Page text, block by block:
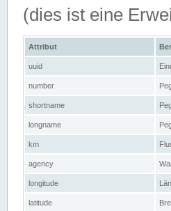
(dies ist eine
Attribut
uuid
number
shortname
longname
km
agency
longitude
latitude